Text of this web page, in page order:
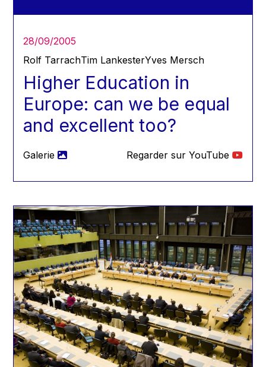
28/09/2005
Rolf TarrachTim LankesterYves Mersch
Higher Education in
Europe: can we be equal
and excellent too?
Galerie Regarder sur YouTube